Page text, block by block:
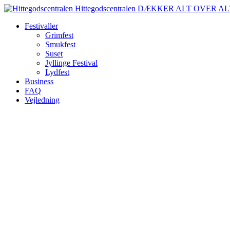
Spring
indhold
Hittegodscentralen DÆKKER ALT OVER
Festivaller
Grimfest
Smukfest
Suset
Jyllinge Festival
Lydfest
Business
FAQ
Vejledning